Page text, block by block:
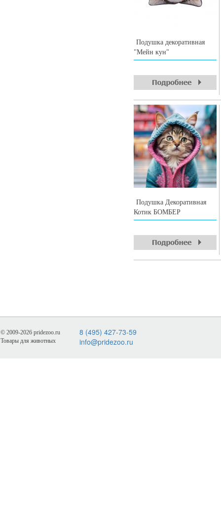
Подушка декоративная
"Мейн кун"
Подушка Декоративная
Котик БОМБЕР
© 2009-2026 pridezoo.ru
Товары для животных
8 (495) 427-73-59
info@pridezoo.ru